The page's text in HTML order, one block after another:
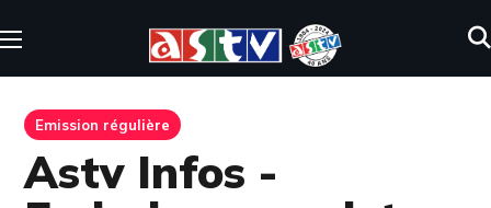
Emission régulière
Astv Infos -